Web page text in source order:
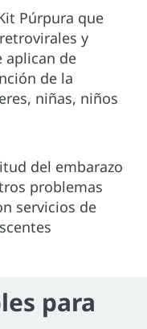
Púrpura que
y
aplican de
de la
niñas, niños
del embarazo
problemas
servicios de
para